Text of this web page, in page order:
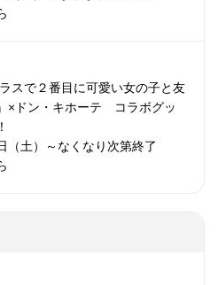
スで２番目に可愛い女の子と友
×ドン・キホーテ コラボグッ
（土）～なくなり次第終了